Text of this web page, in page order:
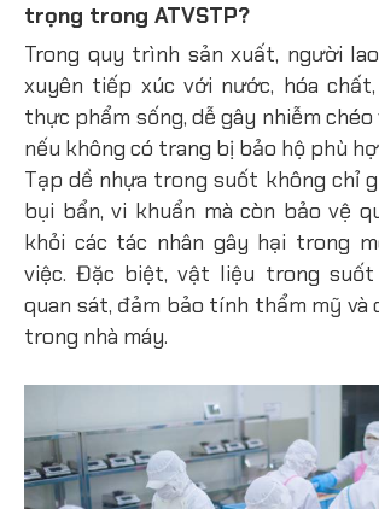
trọng trong ATVSTP?
Trong quy trình sản xuất, người
xuyên tiếp xúc với nước, hóa
thực phẩm sống, dễ gây nhiễm
nếu không có trang bị bảo hộ phù
Tạp dề nhựa trong suốt không chỉ
bụi bẩn, vi khuẩn mà còn bảo vệ
khỏi các tác nhân gây hại trong
việc. Đặc biệt, vật liệu trong suốt
quan sát, đảm bảo tính thẩm mỹ và
trong nhà máy.